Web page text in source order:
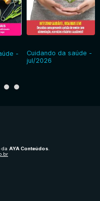
-
Cuidando da saúde -
jul/2026
da AYA Conteúdos